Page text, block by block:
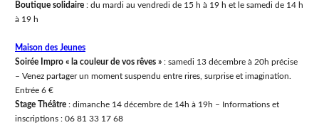
Boutique solidaire : du mardi au vendredi de 15 h à 19 h et le samedi de 14 h
à 19 h
Maison des Jeunes
Soirée Impro « la couleur de vos rêves » : samedi 13 décembre à 20h précise
– Venez partager un moment suspendu entre rires, surprise et imagination.
Entrée 6 €
Stage Théâtre : dimanche 14 décembre de 14h à 19h – Informations et
inscriptions : 06 81 33 17 68